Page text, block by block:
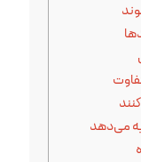
می‌دهد